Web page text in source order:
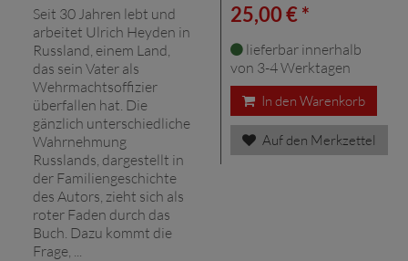
Seit 30 Jahren lebt und
arbeitet Ulrich Heyden in
Russland, einem Land,
das sein Vater als
Wehrmachtsoffizier
überfallen hat. Die
gänzlich unterschiedliche
Wahrnehmung
Russlands, dargestellt in
der Familiengeschichte
des Autors, zieht sich als
roter Faden durch das
Buch. Dazu kommt die
Frage, ...
25,00 € *
lieferbar innerhalb
von 3-4 Werktagen
In den Warenkorb
Auf den Merkzettel